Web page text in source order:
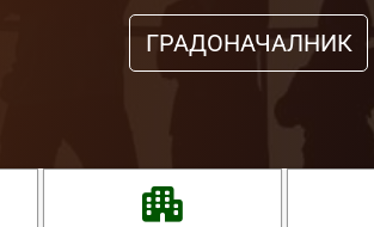
ГРАДОНАЧАЛНИК